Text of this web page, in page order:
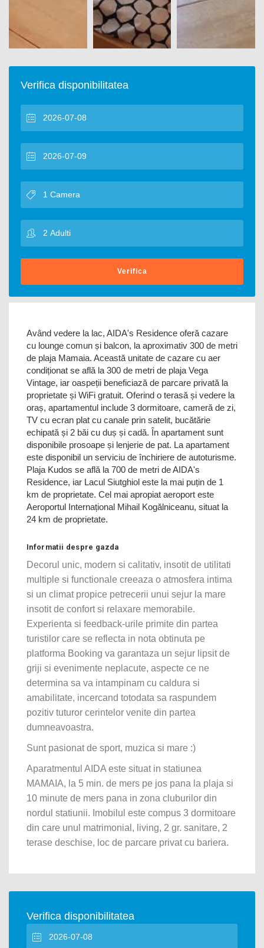
Verifica disponibilitatea
Verifica
Având vedere la lac, AIDA's Residence oferă cazare
cu lounge comun și balcon, la aproximativ 300 de metri
de plaja Mamaia. Această unitate de cazare cu aer
condiționat se află la 300 de metri de plaja Vega
Vintage, iar oaspeții beneficiază de parcare privată la
proprietate și WiFi gratuit. Oferind o terasă și vedere la
oraș, apartamentul include 3 dormitoare, cameră de zi,
TV cu ecran plat cu canale prin satelit, bucătărie
echipată și 2 băi cu duș și cadă. În apartament sunt
disponibile prosoape și lenjerie de pat. La apartament
este disponibil un serviciu de închiriere de autoturisme.
Plaja Kudos se află la 700 de metri de AIDA's
Residence, iar Lacul Siutghiol este la mai puțin de 1
km de proprietate. Cel mai apropiat aeroport este
Aeroportul Internațional Mihail Kogălniceanu, situat la
24 km de proprietate.
Informatii despre gazda
Decorul unic, modern si calitativ, insotit de utilitati
multiple si functionale creeaza o atmosfera intima
si un climat propice petrecerii unui sejur la mare
insotit de confort si relaxare memorabile.
Experienta si feedback-urile primite din partea
turistilor care se reflecta in nota obtinuta pe
platforma Booking va garantaza un sejur lipsit de
griji si evenimente neplacute, aspecte ce ne
determina sa va intampinam cu caldura si
amabilitate, incercand totodata sa raspundem
pozitiv tuturor cerintelor venite din partea
dumneavoastra.
Sunt pasionat de sport, muzica si mare :)
Aparatmentul AIDA este situat in statiunea
MAMAIA, la 5 min. de mers pe jos pana la plaja si
10 minute de mers pana in zona cluburilor din
nordul statiunii. Imobilul este compus 3 dormitoare
din care unul matrimonial, living, 2 gr. sanitare, 2
terase deschise, loc de parcare privat cu bariera.
Verifica disponibilitatea